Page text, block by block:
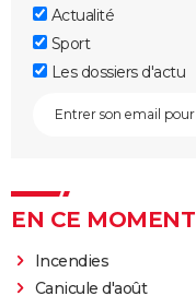
Actualité
Sport
Les dossiers d'actu
EN CE MOMENT
Incendies
Canicule d'août